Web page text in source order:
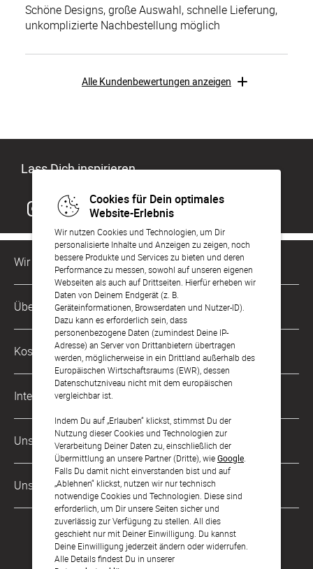
Cookies für Dein optimales
Website-Erlebnis
Wir nutzen Cookies und Technologien, um Dir
personalisierte Inhalte und Anzeigen zu zeigen, noch
bessere Produkte und Services zu bieten und deren
Performance zu messen, sowohl auf unseren eigenen
Webseiten als auch auf Drittseiten. Hierfür erheben wir
Daten von Deinem Endgerät (z. B.
Geräteinformationen, Browserdaten und Nutzer-ID).
Dazu kann es erforderlich sein, dass
personenbezogene Daten (zumindest Deine IP-
Adresse) an Server von Drittanbietern übertragen
werden, möglicherweise in ein Drittland außerhalb des
Europäischen Wirtschaftsraums (EWR), dessen
Datenschutzniveau nicht mit dem europäischen
vergleichbar ist.
Indem Du auf „Erlauben“ klickst, stimmst Du der
Nutzung dieser Cookies und Technologien zur
Verarbeitung Deiner Daten zu, einschließlich der
Übermittlung an unsere Partner (Dritte), wieGoogle
Falls Du damit nicht einverstanden bist und auf
„Ablehnen“ klickst, nutzen wir nur technisch
notwendige Cookies und Technologien. Diese sind
erforderlich, um Dir unsere Seiten sicher und
zuverlässig zur Verfügung zu stellen. All dies
geschieht nur mit Deiner Einwilligung. Du kannst
Deine Einwilligung jederzeit ändern oder widerrufen.
Alle Details findest Du in unserer
Schöne Designs, große Auswahl, schnelle Lieferung,
unkomplizierte Nachbestellung möglich
Alle Kundenbewertungen anzeigen
Lass Dich inspirieren
Wir sind für Dich da
Kundenservice-Hotline
0221 956 725 10
Mo. - Fr. von 9 bis 17 Uhr
kontakt@sendmoments.de
Über Uns
Philosophie
Karriere
Impressum
AGB & Widerrufsrecht
Zahlung & Versand
Datenschutz
Barrierefreiheitserklärung
LLM's
Kostenlose Services
Musterkarten
Digitale Gästelisten
FAQ & Hilfe
International
Österreich
Schweiz
Frankreich
Unsere Zahlungsarten
Unsere Partner